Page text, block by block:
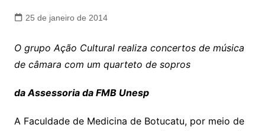
25 de janeiro de 2014
O grupo Ação Cultural realiza concertos de música
de câmara com um quarteto de sopros
da Assessoria da FMB Unesp
A Faculdade de Medicina de Botucatu, por meio de